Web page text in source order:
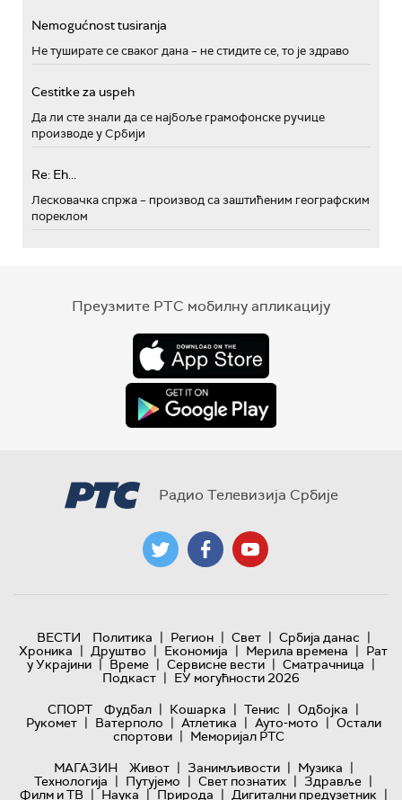
Nemogućnost tusiranja
Не туширате се сваког дана – не стидите се, то је здраво
Cestitke za uspeh
Да ли сте знали да се најбоље грамофонске ручице
производе у Србији
Re: Eh...
Лесковачка спржа – производ са заштићеним географским
пореклом
Преузмите РТС мобилну апликацију
Радио Телевизија Србије
ВЕСТИ Политика | Регион | Свет | Србија данас |
Хроника | Друштво | Економија | Мерила времена | Рат
у Украјини | Време | Сервисне вести | Сматрачница |
Подкаст | ЕУ могућности 2026
СПОРТ
Фудбал | Кошарка | Тенис | Одбојка |
Рукомет | Ватерполо | Атлетика | Ауто-мото | Остали
спортови | Меморијал РТС
МАГАЗИН
Живот | Занимљивости | Музика |
Технологијa | Путујемо | Свет познатих | Здравље |
Филм и ТВ | Наука | Природа | Дигитални предузетник |